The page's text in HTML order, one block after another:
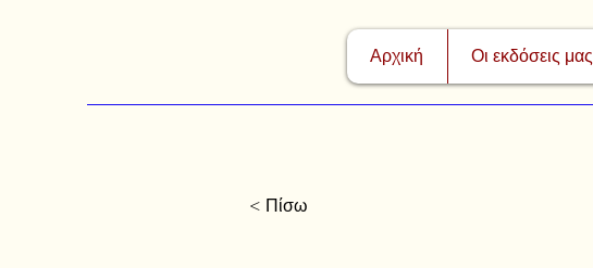
Αρχική Οι εκδόσεις μας
< Πίσω